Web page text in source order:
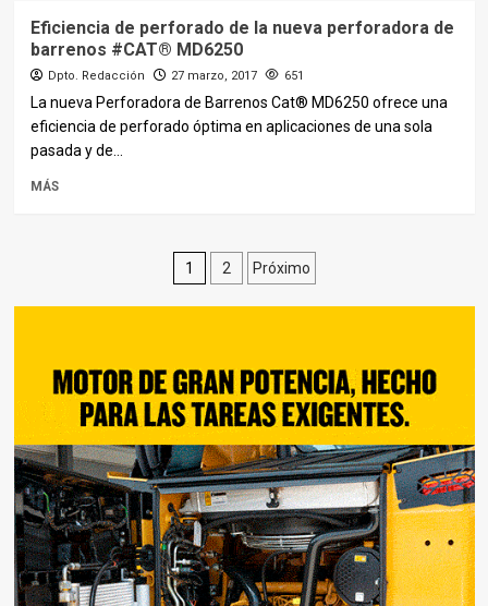
Eficiencia de perforado de la nueva perforadora de
barrenos #CAT® MD6250
Dpto. Redacción 27 marzo, 2017 651
La nueva Perforadora de Barrenos Cat® MD6250 ofrece una
eficiencia de perforado óptima en aplicaciones de una sola
pasada y de...
MÁS
Paginación
de
1 2 Próximo